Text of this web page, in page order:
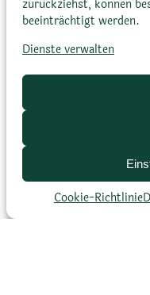
zurückziehst, können
beeinträchtigt werden.
Dienste verwalten
Cookie-Richtlinie